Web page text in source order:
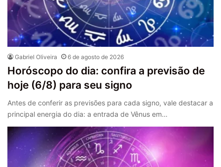
Gabriel Oliveira 6 de agosto de 2026
Horóscopo do dia: confira a previsão de
hoje (6/8) para seu signo
Antes de conferir as previsões para cada signo, vale destacar a
principal energia do dia: a entrada de Vênus em…